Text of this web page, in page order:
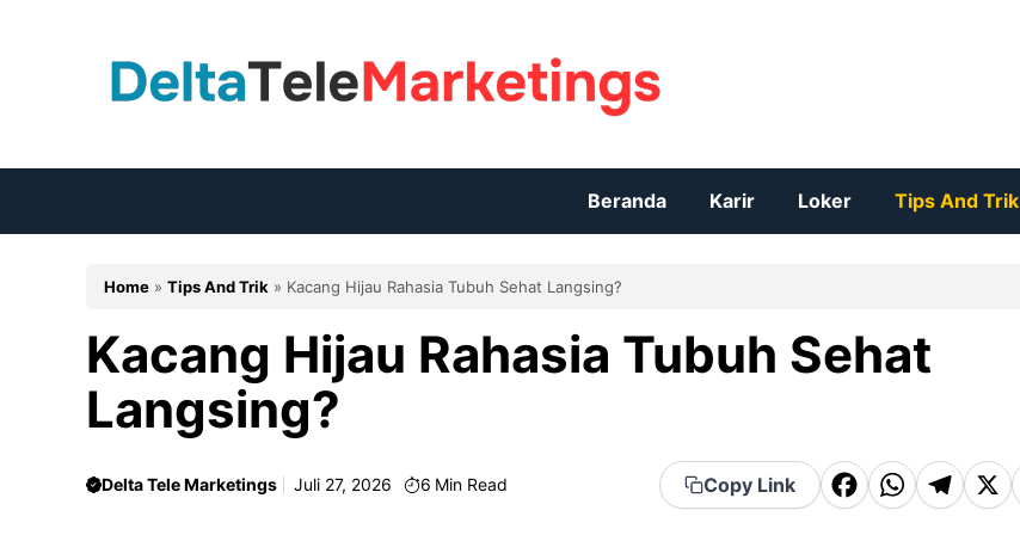
Beranda Karir Loker Tips And Trik
Home » Tips And Trik » Kacang Hijau Rahasia Tubuh Sehat Langsing?
Kacang Hijau Rahasia Tubuh Sehat
Langsing?
Delta Tele Marketings Juli 27, 2026 6 Min Read Copy Link
F
a
W
h
T
el
X